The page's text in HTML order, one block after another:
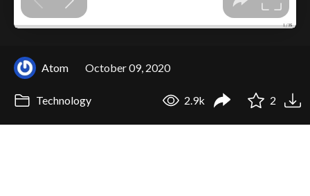
Atom October 09, 2020
Technology 2.9k 2